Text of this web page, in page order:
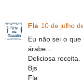
Fla 10 de julho
Eu não sei o
árabe...
Deliciosa receita.
Bjs
Fla